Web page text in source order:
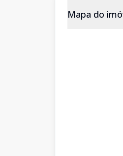
Mapa do